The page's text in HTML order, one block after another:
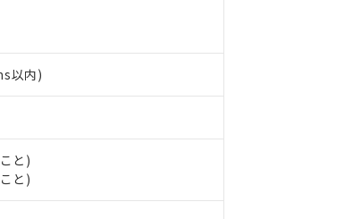
以内)
と)
と)
前の承諾なく第三者に漏洩または開示しないようお願いしま
ス）をご利用いただくには、I-Webメンバーズにご登録され
録された部品リストについて、当社および当社の共同利用者
様との取引・商談に必要な範囲で利用することをご了承くだ
同利用に関して"
前後することがあります。
ができます。
以下であることを示します。
合わせください。
関係者が違法に輸出するおそれがある場合は、取り引きをい